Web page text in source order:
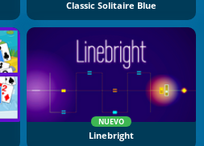
Classic Solitaire Blue
NUEVO
Linebright